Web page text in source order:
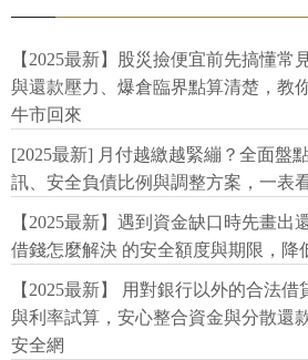
【2025最新】股災撿便宜前先搞懂常
與還款壓力、爆倉臨界點算清楚，教
牛市回來
[2025最新] 月付越繳越緊繃？全面盤
訊、安全負債比例與調整方案，一表
【2025最新】遇到資金缺口時先畫出
借錢怎麼解決 的安全額度與期限，降
【2025最新】 用對銀行以外的合法
與利率試算，安心整合資金與分散還
安全網